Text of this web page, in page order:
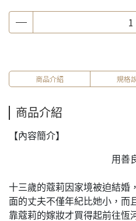
商品介紹 規格
商品介紹
【內容簡介】
用善良與才華，
十三歲的蔻莉因家境被迫結婚
面的丈夫不僅年紀比她小，而
靠蔻莉的嫁妝才買得起前往恆